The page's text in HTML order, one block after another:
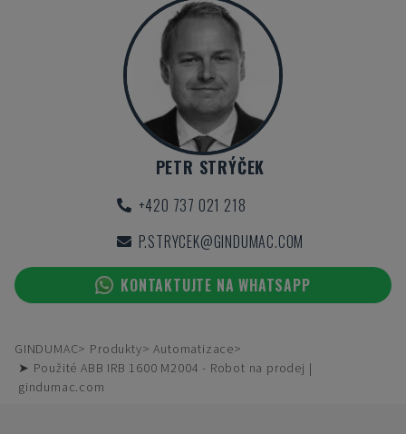
PETR STRÝČEK
+420 737 021 218
P.STRYCEK@GINDUMAC.COM
KONTAKTUJTE NA WHATSAPP
GINDUMAC Produkty
Automatizace
➤ Použité ABB IRB 1600 M2004 - Robot na prodej |
gindumac.com